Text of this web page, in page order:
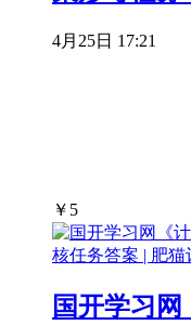
4月25日 17:21
￥ 5
国开学习网